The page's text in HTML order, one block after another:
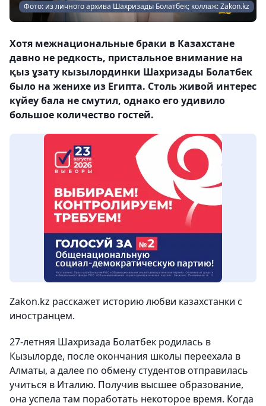
Фото: из личного архива Шахризады Болатбек; коллаж: Zakon.kz
Хотя межнациональные браки в Казахстане
давно не редкость, пристальное внимание на
қыз ұзату кызылординки Шахризады Болатбек
было на женихе из Египта. Столь живой интерес
күйеу бала не смутил, однако его удивило
большое количество гостей.
Zakon.kz расскажет историю любви казахстанки с
иностранцем.
27-летняя Шахризада Болатбек родилась в
Кызылорде, после окончания школы переехала в
Алматы, а далее по обмену студентов отправилась
учиться в Италию. Получив высшее образование,
она успела там поработать некоторое время. Когда